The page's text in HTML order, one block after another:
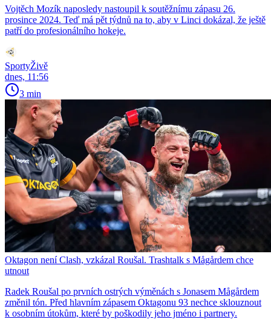
Vojtěch Mozík naposledy nastoupil k soutěžnímu zápasu 26.
prosince 2024. Teď má pět týdnů na to, aby v Linci dokázal, že ještě
patří do profesionálního hokeje.
SportyŽivě
dnes, 11:56
3 min
Oktagon není Clash, vzkázal Roušal. Trashtalk s Mågårdem chce
utnout
Radek Roušal po prvních ostrých výměnách s Jonasem Mågårdem
změnil tón. Před hlavním zápasem Oktagonu 93 nechce sklouznout
k osobním útokům, které by poškodily jeho jméno i partnery.